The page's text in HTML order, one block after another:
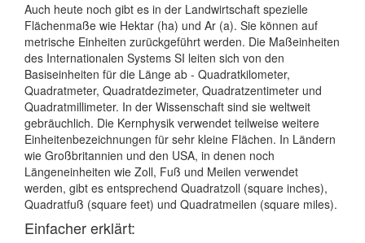
Auch heute noch gibt es in der Landwirtschaft spezielle
Flächenmaße wie Hektar (ha) und Ar (a). Sie können auf
metrische Einheiten zurückgeführt werden. Die Maßeinheiten
des Internationalen Systems SI leiten sich von den
Basiseinheiten für die Länge ab - Quadratkilometer,
Quadratmeter, Quadratdezimeter, Quadratzentimeter und
Quadratmillimeter. In der Wissenschaft sind sie weltweit
gebräuchlich. Die Kernphysik verwendet teilweise weitere
Einheitenbezeichnungen für sehr kleine Flächen. In Ländern
wie Großbritannien und den USA, in denen noch
Längeneinheiten wie Zoll, Fuß und Meilen verwendet
werden, gibt es entsprechend Quadratzoll (square inches),
Quadratfuß (square feet) und Quadratmeilen (square miles).
Einfacher erklärt: